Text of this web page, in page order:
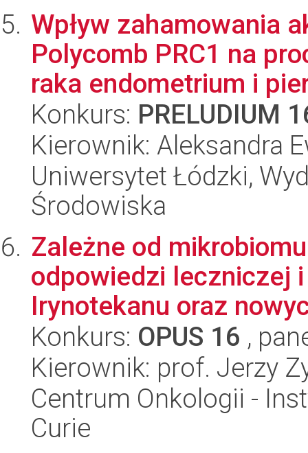
Wpływ zahamowania
Polycomb PRC1 na
raka endometrium i
Konkurs: PRELUDIUM
Kierownik: Aleksandra
Uniwersytet Łódzki,
Środowiska
Zależne od
odpowiedzi leczniczej
Irynotekanu oraz
Konkurs: OPUS 16 ,
Kierownik: prof. Jerzy
Centrum Onkologii -
Curie